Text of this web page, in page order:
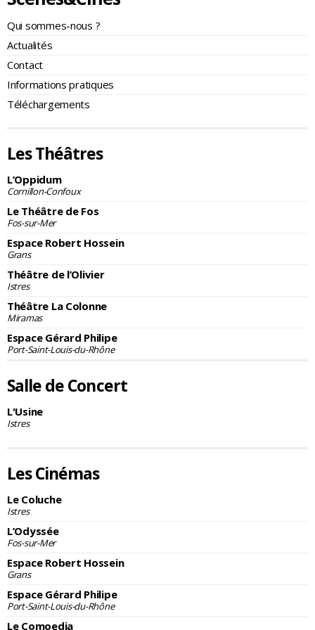
Qui sommes-nous ?
Actualités
Contact
Informations pratiques
Téléchargements
Les Théâtres
L’Oppidum
Cornillon-Confoux
Le Théâtre de Fos
Fos-sur-Mer
Espace Robert Hossein
Grans
Théâtre de l’Olivier
Istres
Théâtre La Colonne
Miramas
Espace Gérard Philipe
Port-Saint-Louis-du-Rhône
Salle de Concert
L'Usine
Istres
Les Cinémas
Le Coluche
Istres
L’Odyssée
Fos-sur-Mer
Espace Robert Hossein
Grans
Espace Gérard Philipe
Port-Saint-Louis-du-Rhône
Le Comoedia